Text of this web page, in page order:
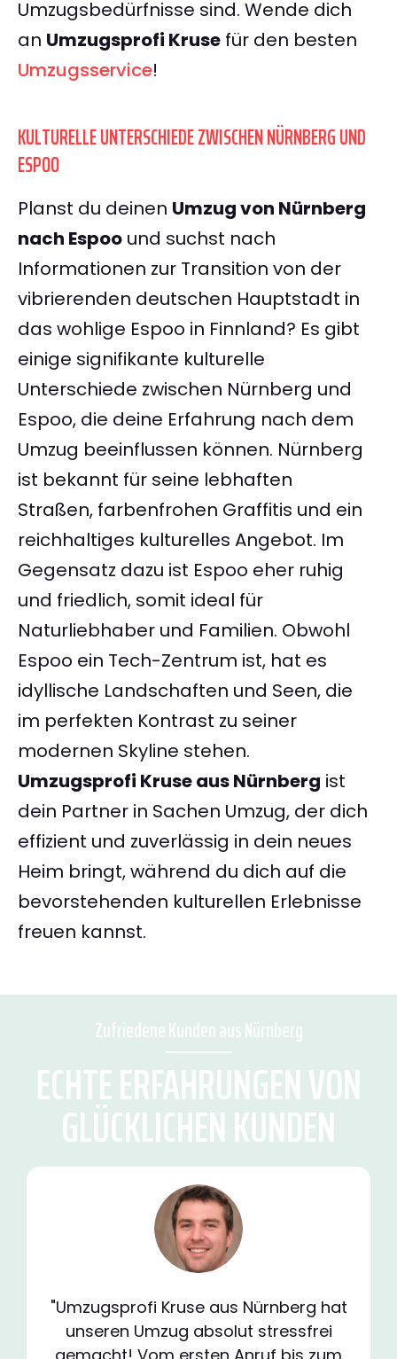
Umzugsbedürfnisse sind. Wende dich
an Umzugsprofi Kruse für den besten
Umzugsservice!
KULTURELLE UNTERSCHIEDE ZWISCHEN NÜRNBERG UND
ESPOO
Planst du deinen Umzug von Nürnberg
nach Espoo und suchst nach
Informationen zur Transition von der
vibrierenden deutschen Hauptstadt in
das wohlige Espoo in Finnland? Es gibt
einige signifikante kulturelle
Unterschiede zwischen Nürnberg und
Espoo, die deine Erfahrung nach dem
Umzug beeinflussen können. Nürnberg
ist bekannt für seine lebhaften
Straßen, farbenfrohen Graffitis und ein
reichhaltiges kulturelles Angebot. Im
Gegensatz dazu ist Espoo eher ruhig
und friedlich, somit ideal für
Naturliebhaber und Familien. Obwohl
Espoo ein Tech-Zentrum ist, hat es
idyllische Landschaften und Seen, die
im perfekten Kontrast zu seiner
modernen Skyline stehen.
Umzugsprofi Kruse aus Nürnberg ist
dein Partner in Sachen Umzug, der dich
effizient und zuverlässig in dein neues
Heim bringt, während du dich auf die
bevorstehenden kulturellen Erlebnisse
freuen kannst.
Zufriedene Kunden aus Nürnberg
ECHTE ERFAHRUNGEN VON
GLÜCKLICHEN KUNDEN
"Umzugsprofi Kruse aus Nürnberg hat
unseren Umzug absolut stressfrei